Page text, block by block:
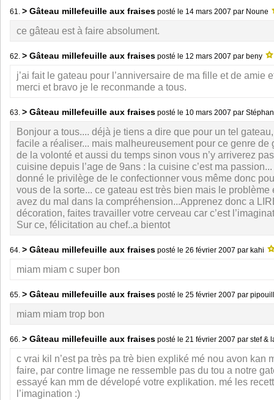
61. > Gâteau millefeuille aux fraises posté le 14 mars 2007 par Noune
ce gâteau est à faire absolument.
62. > Gâteau millefeuille aux fraises posté le 12 mars 2007 par beny
j’ai fait le gateau pour l’anniversaire de ma fille et de amie
merci et bravo je le reconmande a tous.
63. > Gâteau millefeuille aux fraises posté le 10 mars 2007 par
Bonjour a tous.... déjà je tiens a dire que pour un tel
facile a réaliser... mais malheureusement pour ce genre de
de la volonté et aussi du temps sinon vous n’y arriverez
cuisine depuis l’age de 9ans : la cuisine c’est ma
donné le privilège de le confectionner vous même donc
vous de la sorte... ce gateau est très bien mais le problème
avez du mal dans la compréhension...Apprenez donc a
décoration, faites travailler votre cerveau car c’est
Sur ce, félicitation au chef..a bientot
64. > Gâteau millefeuille aux fraises posté le 26 février 2007 par kahi
miam miam c super bon
65. > Gâteau millefeuille aux fraises posté le 25 février 2007 par
miam miam trop bon
66. > Gâteau millefeuille aux fraises posté le 21 février 2007 par stef &
c vrai kil n’est pa très pa trè bien expliké mé nou avon kan
faire, par contre limage ne ressemble pas du tou a notre
essayé kan mm de dévelopé votre explikation. mé les
l’imagination :)